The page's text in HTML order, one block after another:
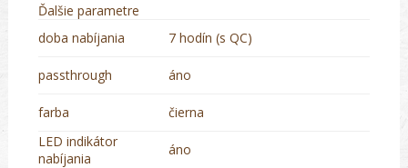
Ďalšie parametre
doba nabíjania
7 hodín (s QC)
passthrough áno
farba
čierna
LED indikátor
nabíjania
áno